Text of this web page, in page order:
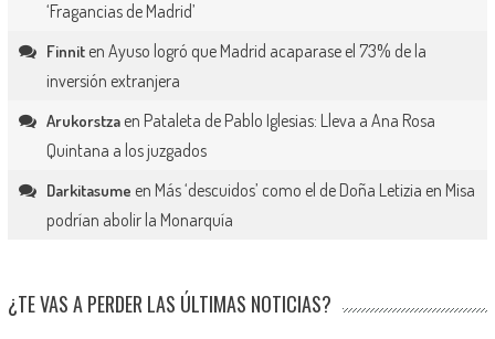
‘Fragancias de Madrid’
Finniten Ayuso logró que Madrid acaparase el 73% de la
inversión extranjera
Arukorstzaen Pataleta de Pablo Iglesias: Lleva a Ana Rosa
Quintana a los juzgados
Darkitasume en Más ‘descuidos’ como el de Doña Letizia en Misa
podrían abolir la Monarquía
¿TE VAS A PERDER LAS ÚLTIMAS NOTICIAS?